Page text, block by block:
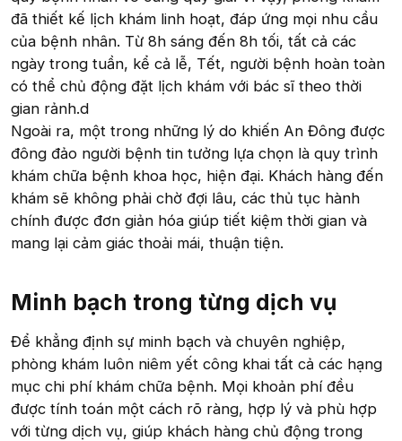
đã thiết kế lịch khám linh hoạt, đáp ứng mọi nhu cầu
của bệnh nhân. Từ 8h sáng đến 8h tối, tất cả các
ngày trong tuần, kể cả lễ, Tết, người bệnh hoàn toàn
có thể chủ động đặt lịch khám với bác sĩ theo thời
gian rảnh.d
Ngoài ra, một trong những lý do khiến An Đông được
đông đảo người bệnh tin tưởng lựa chọn là quy trình
khám chữa bệnh khoa học, hiện đại. Khách hàng đến
khám sẽ không phải chờ đợi lâu, các thủ tục hành
chính được đơn giản hóa giúp tiết kiệm thời gian và
mang lại cảm giác thoải mái, thuận tiện.
Minh bạch trong từng dịch vụ​
Để khẳng định sự minh bạch và chuyên nghiệp,
phòng khám luôn niêm yết công khai tất cả các hạng
mục chi phí khám chữa bệnh. Mọi khoản phí đều
được tính toán một cách rõ ràng, hợp lý và phù hợp
với từng dịch vụ, giúp khách hàng chủ động trong